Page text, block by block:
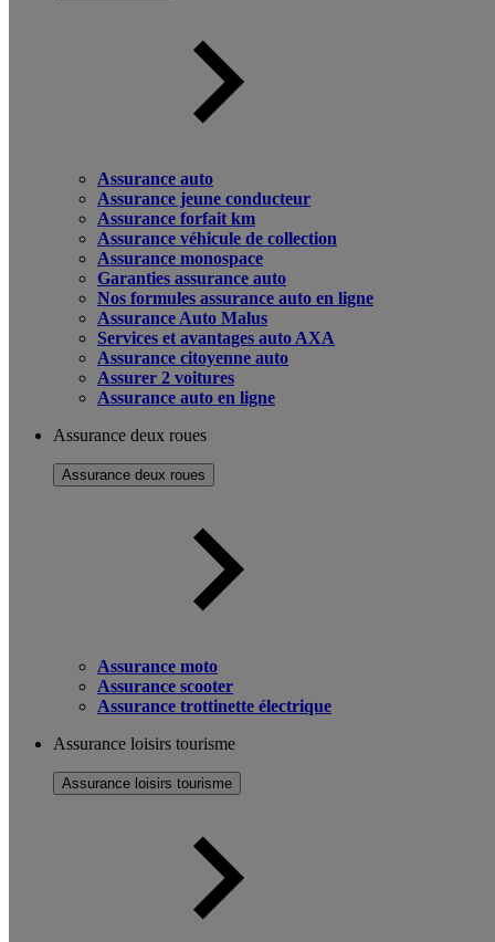
Assurance auto
Assurance jeune conducteur
Assurance forfait km
Assurance véhicule de collection
Assurance monospace
Garanties assurance auto
Nos formules assurance auto en ligne
Assurance Auto Malus
Services et avantages auto AXA
Assurance citoyenne auto
Assurer 2 voitures
Assurance auto en ligne
Assurance deux roues
Assurance deux roues
Assurance moto
Assurance scooter
Assurance trottinette électrique
Assurance loisirs tourisme
Assurance loisirs tourisme